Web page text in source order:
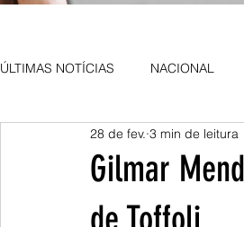
ÚLTIMAS NOTÍCIAS NACIONAL
AGRO NEWS DESTAQUE
Gilmar
28 de fev. 3 min de leitura